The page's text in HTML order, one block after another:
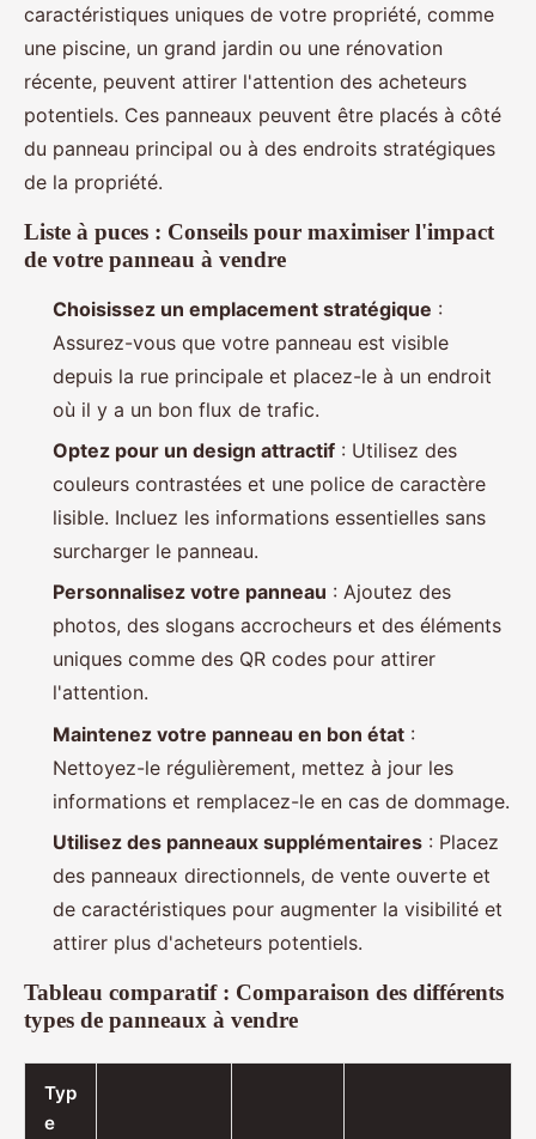
caractéristiques uniques de votre propriété, comme
une piscine, un grand jardin ou une rénovation
récente, peuvent attirer l'attention des acheteurs
potentiels. Ces panneaux peuvent être placés à côté
du panneau principal ou à des endroits stratégiques
de la propriété.
Liste à puces : Conseils pour maximiser l'impact
de votre panneau à vendre
Choisissez un emplacement stratégique :
Assurez-vous que votre panneau est visible
depuis la rue principale et placez-le à un endroit
où il y a un bon flux de trafic.
Optez pour un design attractif : Utilisez des
couleurs contrastées et une police de caractère
lisible. Incluez les informations essentielles sans
surcharger le panneau.
Personnalisez votre panneau : Ajoutez des
photos, des slogans accrocheurs et des éléments
uniques comme des QR codes pour attirer
l'attention.
Maintenez votre panneau en bon état :
Nettoyez-le régulièrement, mettez à jour les
informations et remplacez-le en cas de dommage.
Utilisez des panneaux supplémentaires : Placez
des panneaux directionnels, de vente ouverte et
de caractéristiques pour augmenter la visibilité et
attirer plus d'acheteurs potentiels.
Tableau comparatif : Comparaison des différents
types de panneaux à vendre
Typ
e